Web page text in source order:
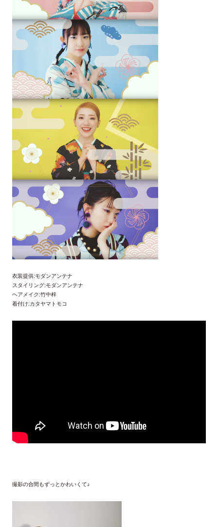
衣装提供:モダンアンテナ
スタイリング:モダンアンテナ
ヘアメイク:竹中梓
着付け:カタヤマトモコ
撮影の合間もずっとかわいくて♪